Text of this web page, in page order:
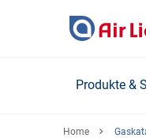
Produkte &
Home